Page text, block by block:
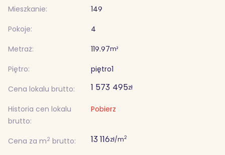
Mieszkanie:
149
Pokoje:
4
Metraż:
119.97m²
Piętro: piętro1
Cena lokalu brutto:
1 573 495zł
Historia cen lokalu
brutto:
Pobierz
Cena za m2 brutto: 13 116zł/m2